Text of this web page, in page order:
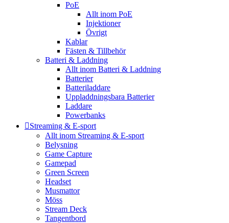
PoE
Allt inom PoE
Injektioner
Övrigt
Kablar
Fästen & Tillbehör
Batteri & Laddning
Allt inom Batteri & Laddning
Batterier
Batteriladdare
Uppladdningsbara Batterier
Laddare
Powerbanks
Streaming & E-sport
Allt inom Streaming & E-sport
Belysning
Game Capture
Gamepad
Green Screen
Headset
Musmattor
Möss
Stream Deck
Tangentbord